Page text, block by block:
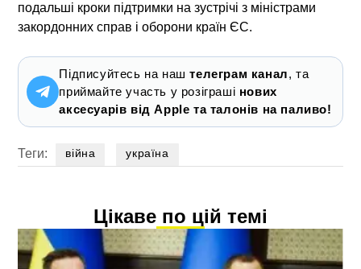
подальші кроки підтримки на зустрічі з міністрами
закордонних справ і оборони країн ЄС.
Підписуйтесь на наштелеграм канал, та
приймайте участь у розіграші нових
аксесуарів від Apple та талонів на паливо!
Теги: війна україна
Цікаве по цій темі